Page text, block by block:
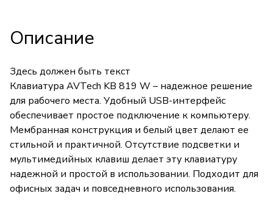
Описание
Здесь должен быть текст
Клавиатура AVTech KB 819 W – надежное решение
для рабочего места. Удобный USB-интерфейс
обеспечивает простое подключение к компьютеру.
Мембранная конструкция и белый цвет делают ее
стильной и практичной. Отсутствие подсветки и
мультимедийных клавиш делает эту клавиатуру
надежной и простой в использовании. Подходит для
офисных задач и повседневного использования.